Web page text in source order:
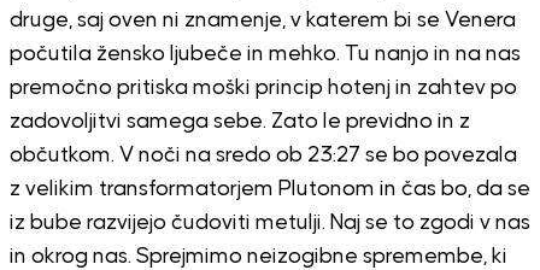
druge, saj oven ni znamenje, v katerem bi se Venera
počutila žensko ljubeče in mehko. Tu nanjo in na nas
premočno pritiska moški princip hotenj in zahtev po
zadovoljitvi samega sebe. Zato le previdno in z
občutkom. V noči na sredo ob 23:27 se bo povezala
z velikim transformatorjem Plutonom in čas bo, da se
iz bube razvijejo čudoviti metulji. Naj se to zgodi v nas
in okrog nas. Sprejmimo neizogibne spremembe, ki